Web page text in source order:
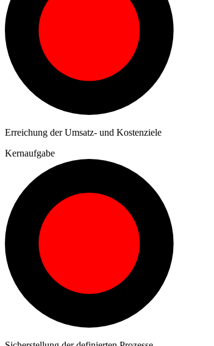
Erreichung der Umsatz- und Kostenziele
Kernaufgabe